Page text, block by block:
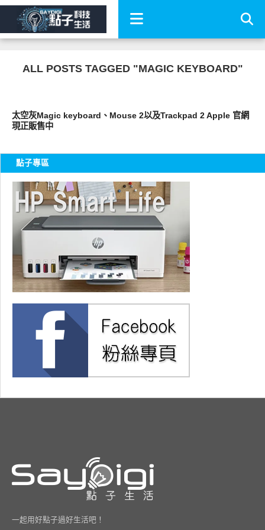
ALL POSTS TAGGED "MAGIC KEYBOARD"
太空灰Magic keyboard、Mouse 2以及Trackpad 2 Apple 官網
現正販售中
點子專區
一起用好點子過好生活吧！